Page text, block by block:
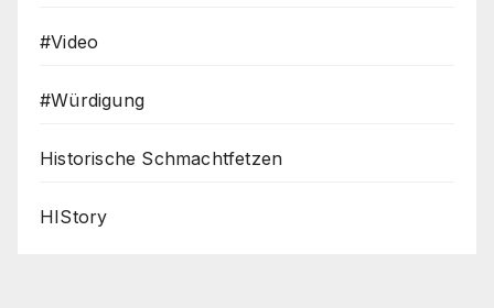
#Video
#Würdigung
Historische Schmachtfetzen
HIStory